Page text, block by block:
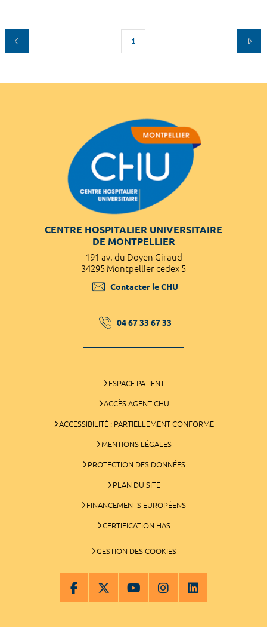
1
CENTRE HOSPITALIER UNIVERSITAIRE
DE MONTPELLIER
191 av. du Doyen Giraud
34295 Montpellier cedex 5
Contacter le CHU
04 67 33 67 33
ESPACE PATIENT
ACCÈS AGENT CHU
ACCESSIBILITÉ : PARTIELLEMENT CONFORME
MENTIONS LÉGALES
PROTECTION DES DONNÉES
PLAN DU SITE
FINANCEMENTS EUROPÉENS
CERTIFICATION HAS
GESTION DES COOKIES